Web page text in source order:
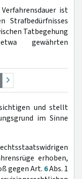
ist
Strafbedürfnisses
Tatbegehung
gewährten
und stellt
im Sinne
erhoben,
gegen Art. 6Abs. 1